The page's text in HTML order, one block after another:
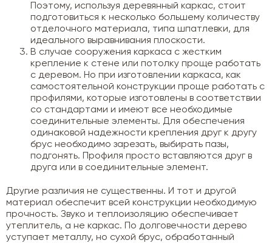
Поэтому, используя деревянный каркас, стоит
подготовиться к несколько большему количеству
отделочного материала, типа шпатлевки, для
идеального выравнивания плоскости.
В случае сооружения каркаса с жестким
крепление к стене или потолку проще работать
с деревом. Но при изготовлении каркаса, как
самостоятельной конструкции проще работать с
профилями, которые изготовлены в соответствии
со стандартами и имеют все необходимые
соединительные элементы. Для обеспечения
одинаковой надежности крепления друг к другу
брус необходимо зарезать, выбирать пазы,
подгонять. Профиля просто вставляются друг в
друга или в соединительные элемент.
Другие различия не существенны. И тот и другой
материал обеспечит всей конструкции необходимую
прочность. Звуко и теплоизоляцию обеспечивает
утеплитель, а не каркас. По долговечности дерево
уступает металлу, но сухой брус, обработанный